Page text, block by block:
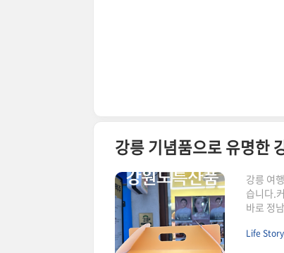
강릉 기념품으로 유명한
강릉 여
습니다.
바로 정
명과는
Life